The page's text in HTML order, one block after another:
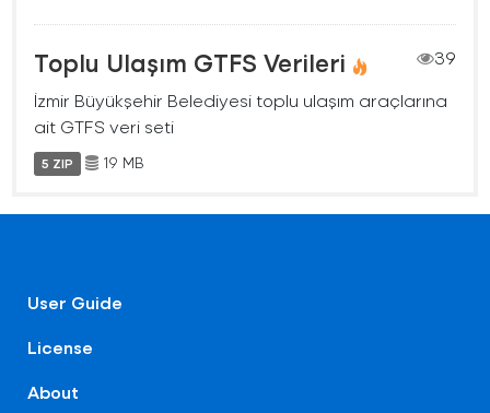
Toplu Ulaşım GTFS Verileri
39
İzmir Büyükşehir Belediyesi toplu ulaşım araçlarına
ait GTFS veri seti
5 ZIP 19 MB
User Guide
License
About